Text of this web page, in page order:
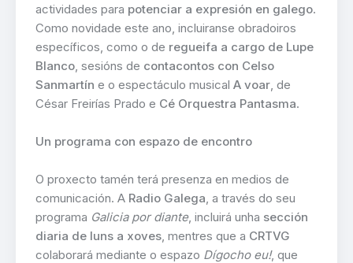
actividades para potenciar a expresión en galego.
Como novidade este ano, incluiranse obradoiros
específicos, como o de regueifa a cargo de Lupe
Blanco , sesións de contacontos con Celso
Sanmartín e o espectáculo musical A voar , de
César Freirías Prado e Cé Orquestra Pantasma.
Un programa con espazo de encontro
O proxecto tamén terá presenza en medios de
comunicación. A Radio Galega , a través do seu
programa Galicia por diante, incluirá unha sección
diaria de luns a xoves , mentres que a CRTVG
colaborará mediante o espazo Dígocho eu!, que